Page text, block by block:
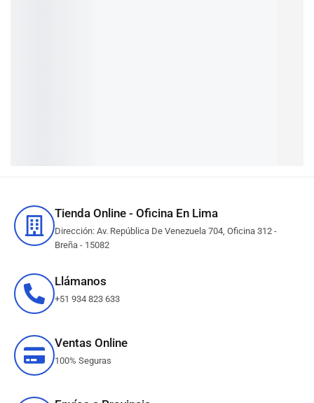
Tienda Online - Oficina En Lima
Dirección: Av. República De Venezuela 704, Oficina 312 -
Breña - 15082
Llámanos
+51 934 823 633
Ventas Online
100% Seguras